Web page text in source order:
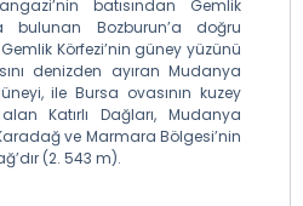
batısından Gemlik
bulunan Bozburun’a doğru
Körfezi’nin güney yüzünü
denizden ayıran Mudanya
ile Bursa ovasının kuzey
Katırlı Dağları, Mudanya
ve Marmara Bölgesi’nin
(2. 543 m).